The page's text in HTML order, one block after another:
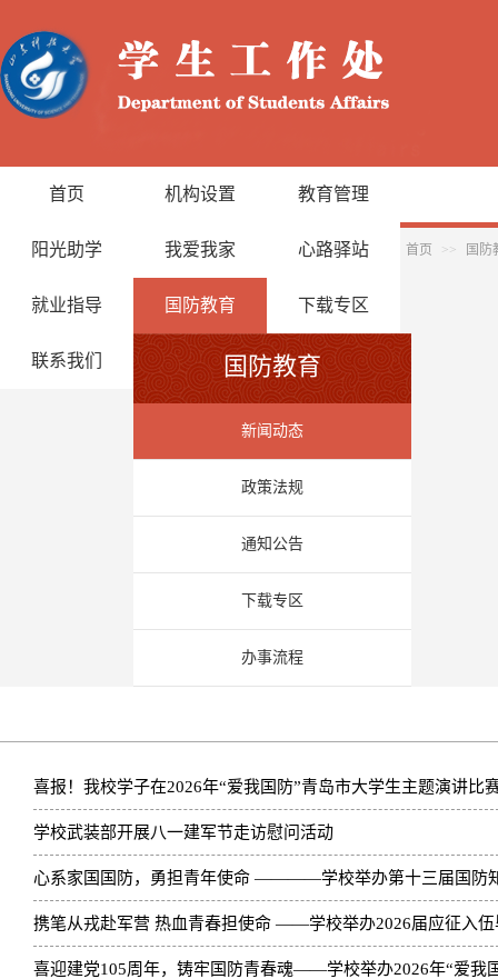
首页 机构设置 教育管理
阳光助学 我爱我家 心路驿站
就业指导 国防教育 下载专区
联系我们
首页 >> 国防
国防教育
新闻动态
政策法规
通知公告
下载专区
办事流程
喜报！我校学子在2026年“爱我国防”青岛市大学生主题演讲比
学校武装部开展八一建军节走访慰问活动
心系家国国防，勇担青年使命 ————学校举办第十三届国防
携笔从戎赴军营 热血青春担使命 ——学校举办2026届应征入伍
喜迎建党105周年，铸牢国防青春魂——学校举办2026年“爱我